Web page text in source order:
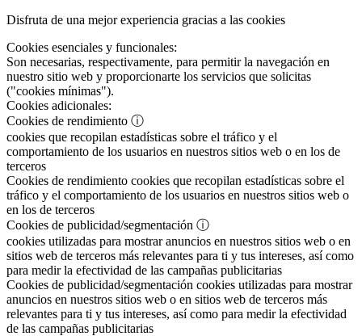
Disfruta de una mejor experiencia gracias a las cookies
Cookies esenciales y funcionales:
Son necesarias, respectivamente, para permitir la navegación en
nuestro sitio web y proporcionarte los servicios que solicitas
("cookies mínimas").
Cookies adicionales:
Cookies de rendimiento ⓘ
cookies que recopilan estadísticas sobre el tráfico y el
comportamiento de los usuarios en nuestros sitios web o en los de
terceros
Cookies de rendimiento cookies que recopilan estadísticas sobre el
tráfico y el comportamiento de los usuarios en nuestros sitios web o
en los de terceros
Cookies de publicidad/segmentación ⓘ
cookies utilizadas para mostrar anuncios en nuestros sitios web o en
sitios web de terceros más relevantes para ti y tus intereses, así como
para medir la efectividad de las campañas publicitarias
Cookies de publicidad/segmentación cookies utilizadas para mostrar
anuncios en nuestros sitios web o en sitios web de terceros más
relevantes para ti y tus intereses, así como para medir la efectividad
de las campañas publicitarias